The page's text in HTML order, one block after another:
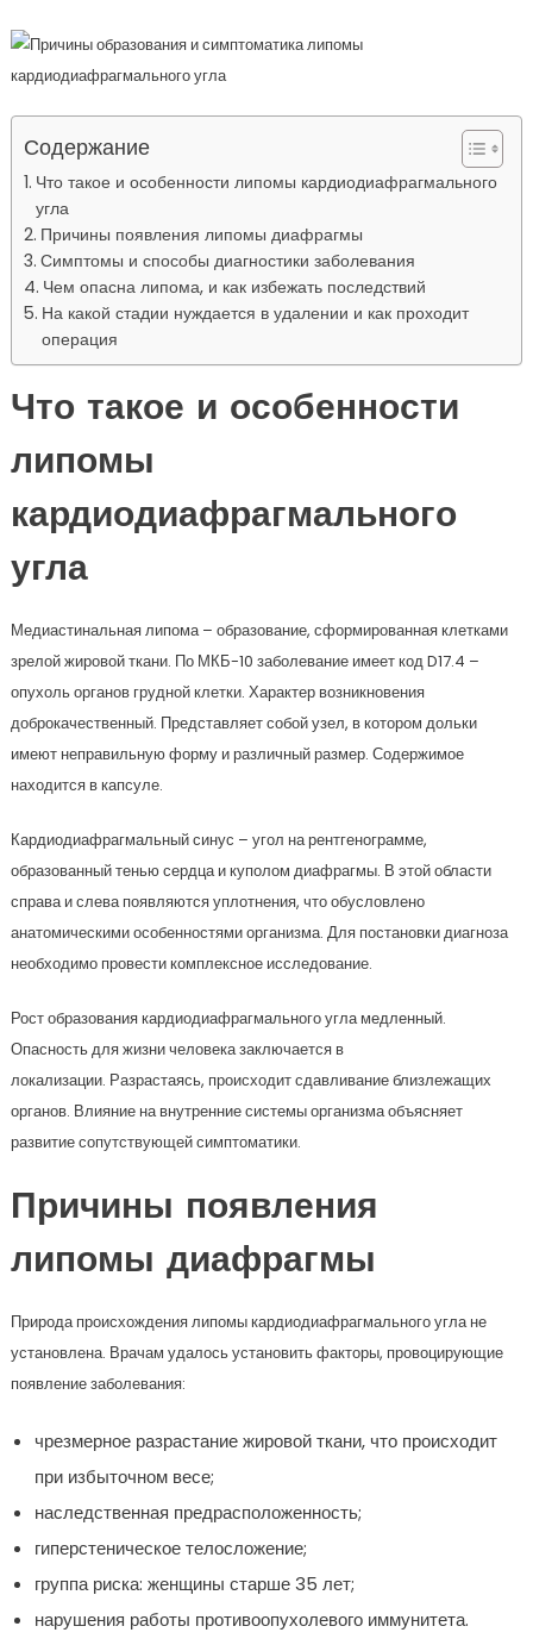
Содержание
Что такое и особенности липомы кардиодиафрагмального
угла
Причины появления липомы диафрагмы
Симптомы и способы диагностики заболевания
Чем опасна липома, и как избежать последствий
На какой стадии нуждается в удалении и как проходит
операция
Что такое и особенности
липомы
кардиодиафрагмального
угла
Медиастинальная липома – образование, сформированная клетками
зрелой жировой ткани. По МКБ-10 заболевание имеет код D17.4 –
опухоль органов грудной клетки. Характер возникновения
доброкачественный. Представляет собой узел, в котором дольки
имеют неправильную форму и различный размер. Содержимое
находится в капсуле.
Кардиодиафрагмальный синус – угол на рентгенограмме,
образованный тенью сердца и куполом диафрагмы. В этой области
справа и слева появляются уплотнения, что обусловлено
анатомическими особенностями организма. Для постановки диагноза
необходимо провести комплексное исследование.
Рост образования кардиодиафрагмального угла медленный.
Опасность для жизни человека заключается в
локализации. Разрастаясь, происходит сдавливание близлежащих
органов. Влияние на внутренние системы организма объясняет
развитие сопутствующей симптоматики.
Причины появления
липомы диафрагмы
Природа происхождения липомы кардиодиафрагмального угла не
установлена. Врачам удалось установить факторы, провоцирующие
появление заболевания:
чрезмерное разрастание жировой ткани, что происходит
при избыточном весе;
наследственная предрасположенность;
гиперстеническое телосложение;
группа риска: женщины старше 35 лет;
нарушения работы противоопухолевого иммунитета.